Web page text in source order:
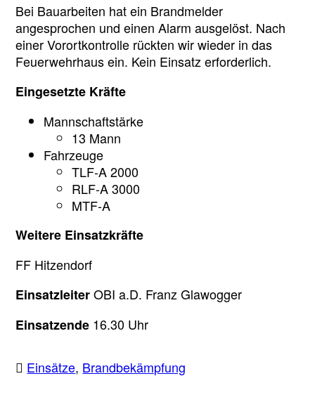
Bei Bauarbeiten hat ein Brandmelder
angesprochen und einen Alarm ausgelöst. Nach
einer Vorortkontrolle rückten wir wieder in das
Feuerwehrhaus ein. Kein Einsatz erforderlich.
Eingesetzte Kräfte
Mannschaftstärke
13 Mann
Fahrzeuge
TLF-A 2000
RLF-A 3000
MTF-A
Weitere Einsatzkräfte
FF Hitzendorf
EinsatzleiterOBI a.D. Franz Glawogger
Einsatzende 16.30 Uhr
Einsätze, Brandbekämpfung